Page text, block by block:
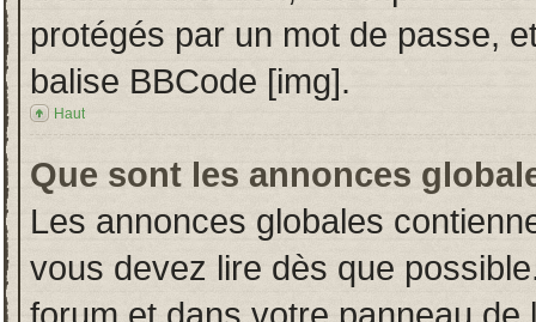
protégés par un mot de passe,
balise BBCode [img].
Haut
Que sont les annonces
Les annonces globales
vous devez lire dès que